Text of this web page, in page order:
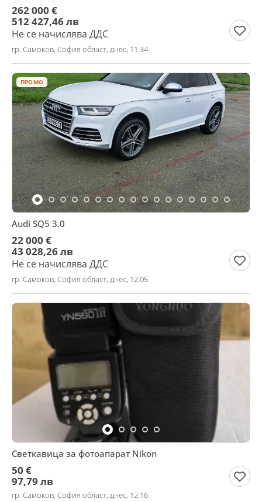
262 000 €
512 427,46 лв
Не се начислява ДДС
гр. Самоков, София област, днес, 11:34
ПРОМО
Audi SQ5 3.0
22 000 €
43 028,26 лв
Не се начислява ДДС
гр. Самоков, София област, днес, 12:05
Светкавица за фотоапарат Nikon
50 €
97,79 лв
гр. Самоков, София област, днес, 12:16